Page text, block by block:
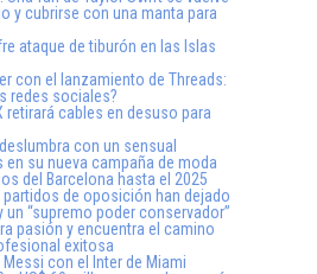
y cubrirse con una manta para
ataque de tiburón en las Islas
con el lanzamiento de Threads:
redes sociales?
retirará cables en desuso para
con un sensual
su nueva campaña de moda
del Barcelona hasta el 2025
partidos de oposición han dejado
un “supremo poder conservador”
pasión y encuentra el camino
exitosa
con el Inter de Miami